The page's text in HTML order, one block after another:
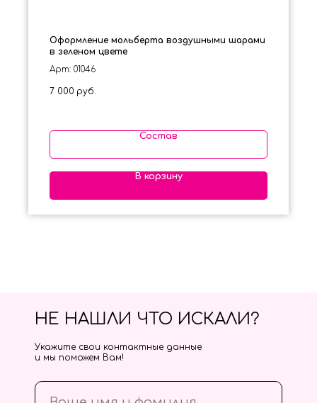
Оформление мольберта воздушными шарами
в зеленом цвете
Арт: 01046
7 000 руб.
Состав
В корзину
НЕ НАШЛИ ЧТО ИСКАЛИ?
Укажите свои контактные данные
и мы поможем Вам!